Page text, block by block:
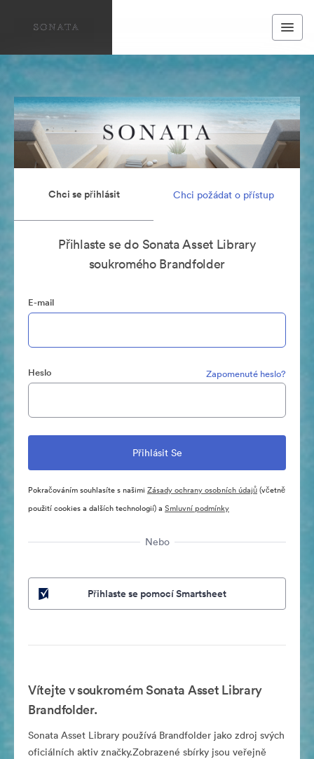
Chci se přihlásit Chci požádat o přístup
Přihlaste se do Sonata Asset Library
soukromého Brandfolder
E-mail
Heslo Zapomenuté heslo?
Pokračováním souhlasíte s našimi Zásady ochrany osobních údajů(včetně
použití cookies a dalších technologií) a Smluvní podmínky
Nebo
Přihlaste se pomocí Smartsheet
Vítejte v soukromém Sonata Asset Library
Brandfolder.
Sonata Asset Library používá Brandfolder jako zdroj svých
oficiálních aktiv značky.Zobrazené sbírky jsou veřejně